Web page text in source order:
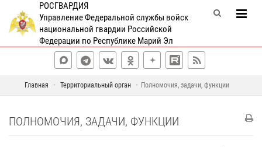
РОСГВАРДИЯ
Управление Федеральной службы войск
национальной гвардии Российской
Федерации по Республике Марий Эл
Главная Территориальный орган Полномочия, задачи, функции
ПОЛНОМОЧИЯ, ЗАДАЧИ, ФУНКЦИИ